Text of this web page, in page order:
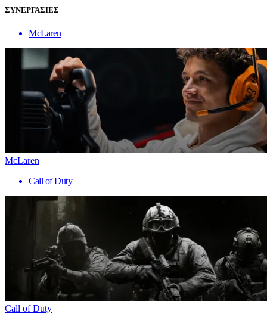
ΣΥΝΕΡΓΑΣΙΕΣ
McLaren
McLaren
Call of Duty
Call of Duty